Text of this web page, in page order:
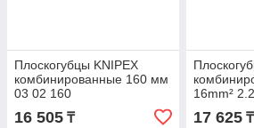
Плоскогубцы KNIPEX
комбинированные 160 мм
03 02 160
16 505 ₸
16mm²
17 625₸